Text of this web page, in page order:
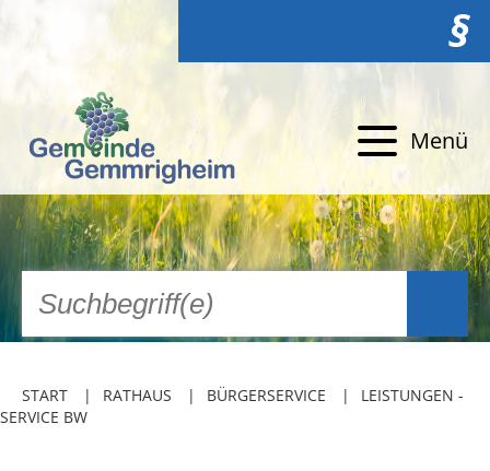
§
Menü
START RATHAUS BÜRGERSERVICE
LEISTUNGEN -
SERVICE BW